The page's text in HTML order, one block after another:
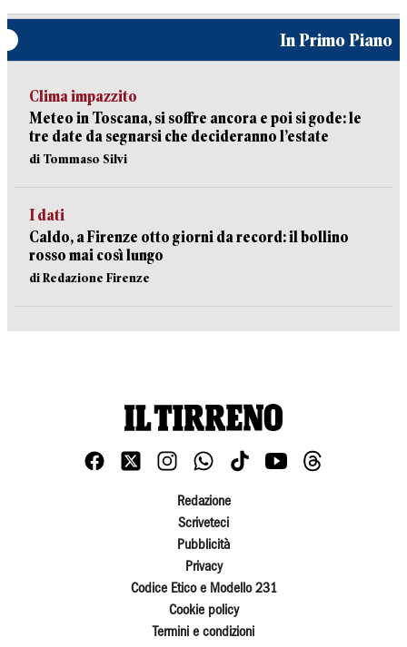
In Primo Piano
Clima impazzito
Meteo in Toscana, si soffre ancora e poi si gode: le
tre date da segnarsi che decideranno l’estate
di Tommaso Silvi
I dati
Caldo, a Firenze otto giorni da record: il bollino
rosso mai così lungo
di Redazione Firenze
Redazione
Scriveteci
Pubblicità
Privacy
Codice Etico e Modello 231
Cookie policy
Termini e condizioni